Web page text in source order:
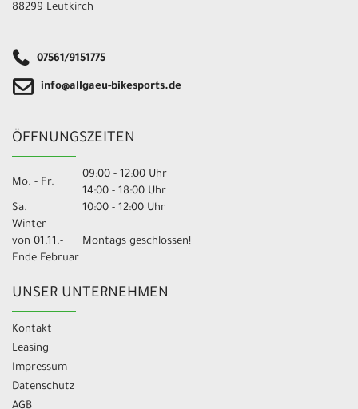
88299 Leutkirch
07561/9151775
info@allgaeu-bikesports.de
ÖFFNUNGSZEITEN
Mo. - Fr.
09:00 - 12:00 Uhr
14:00 - 18:00 Uhr
Sa.
10:00 - 12:00 Uhr
Winter
von 01.11.-
Ende Februar
Montags geschlossen!
UNSER UNTERNEHMEN
Kontakt
Leasing
Impressum
Datenschutz
AGB